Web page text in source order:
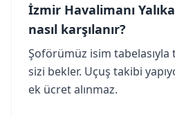
İzmir Havalimanı
nasıl karşılanır?
Şoförümüz isim tabelasıyla
sizi bekler. Uçuş takibi
ek ücret alınmaz.